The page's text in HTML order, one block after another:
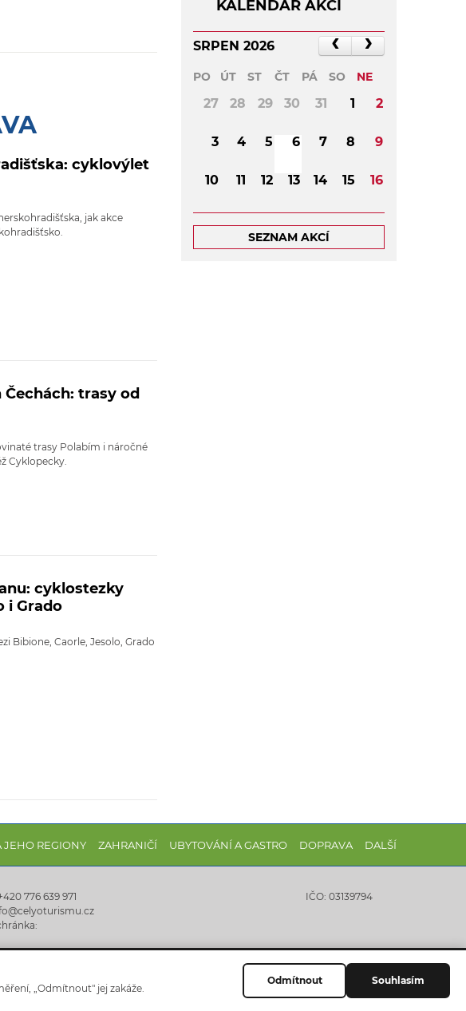
cyklovýlet
jak akce
trasy od
trasy Polabím i náročné
Cyklopecky.
cyklostezky
i Grado
Bibione, Caorle, Jesolo, Grado
KALENDÁŘ AKCÍ
SRPEN 2026
PO ÚT ST ČT PÁ SO NE
27 28 29 30 31 1 2
3 4 5 6 7 8 9
10 11 12 13 14 15 16
17 18 19 20 21 22 23
SEZNAM AKCÍ
JEHO REGIONY ZAHRANIČÍ UBYTOVÁNÍ A GASTRO DOPRAVA DALŠÍ
776 639 971
IČO: 03139794
„Odmítnout" jej zakáže.
Odmítnout Souhlasím